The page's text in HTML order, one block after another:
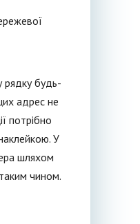
рядку будь-
адрес не
потрібно
У
шляхом
чином.